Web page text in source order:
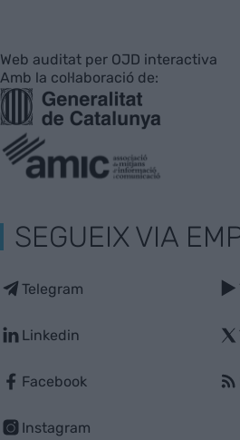
Web auditat per OJD interactiva
Amb la col·laboració de:
SEGUEIX VIA
Telegram
Linkedin
Facebook
Instagram